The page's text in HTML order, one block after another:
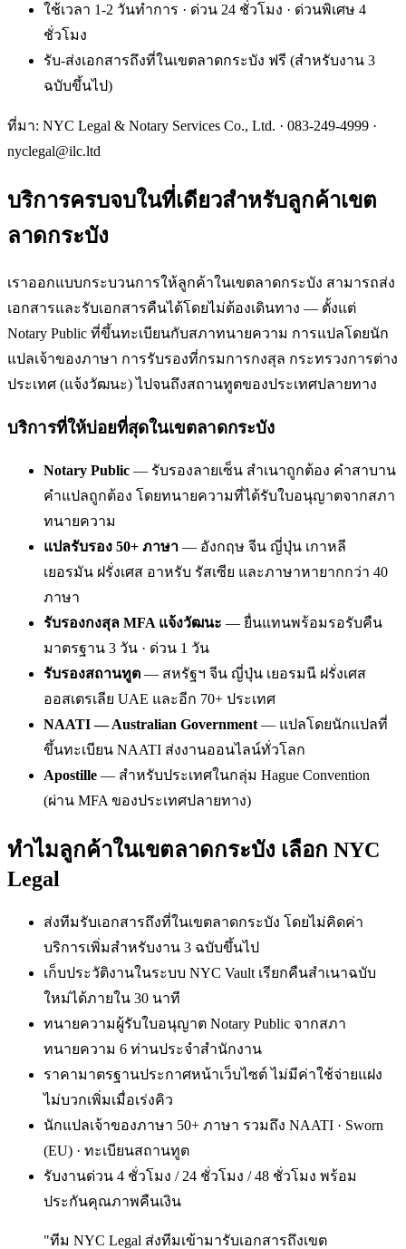
ใช้เวลา 1-2 วันทำการ · ด่วน 24 ชั่วโมง · ด่วนพิเศษ 4
ชั่วโมง
รับ-ส่งเอกสารถึงที่ในเขตลาดกระบัง ฟรี (สำหรับงาน 3
ฉบับขึ้นไป)
ที่มา: NYC Legal & Notary Services Co., Ltd. · 083-249-4999 ·
nyclegal@ilc.ltd
บริการครบจบในที่เดียวสำหรับลูกค้าเขต
ลาดกระบัง
เราออกแบบกระบวนการให้ลูกค้าในเขตลาดกระบัง สามารถส่ง
เอกสารและรับเอกสารคืนได้โดยไม่ต้องเดินทาง — ตั้งแต่
Notary Public ที่ขึ้นทะเบียนกับสภาทนายความ การแปลโดยนัก
แปลเจ้าของภาษา การรับรองที่กรมการกงสุล กระทรวงการต่าง
ประเทศ (แจ้งวัฒนะ) ไปจนถึงสถานทูตของประเทศปลายทาง
บริการที่ให้บ่อยที่สุดในเขตลาดกระบัง
Notary Public — รับรองลายเซ็น สำเนาถูกต้อง คำสาบาน
คำแปลถูกต้อง โดยทนายความที่ได้รับใบอนุญาตจากสภา
ทนายความ
แปลรับรอง 50+ ภาษา — อังกฤษ จีน ญี่ปุ่น เกาหลี
เยอรมัน ฝรั่งเศส อาหรับ รัสเซีย และภาษาหายากกว่า 40
ภาษา
รับรองกงสุล MFA แจ้งวัฒนะ — ยื่นแทนพร้อมรอรับคืน
มาตรฐาน 3 วัน · ด่วน 1 วัน
รับรองสถานทูต — สหรัฐฯ จีน ญี่ปุ่น เยอรมนี ฝรั่งเศส
ออสเตรเลีย UAE และอีก 70+ ประเทศ
NAATI — Australian Government — แปลโดยนักแปลที่
ขึ้นทะเบียน NAATI ส่งงานออนไลน์ทั่วโลก
Apostille — สำหรับประเทศในกลุ่ม Hague Convention
(ผ่าน MFA ของประเทศปลายทาง)
ทำไมลูกค้าในเขตลาดกระบัง เลือก NYC
Legal
ส่งทีมรับเอกสารถึงที่ในเขตลาดกระบัง โดยไม่คิดค่า
บริการเพิ่มสำหรับงาน 3 ฉบับขึ้นไป
เก็บประวัติงานในระบบ NYC Vault เรียกคืนสำเนาฉบับ
ใหม่ได้ภายใน 30 นาที
ทนายความผู้รับใบอนุญาต Notary Public จากสภา
ทนายความ 6 ท่านประจำสำนักงาน
ราคามาตรฐานประกาศหน้าเว็บไซต์ ไม่มีค่าใช้จ่ายแฝง
ไม่บวกเพิ่มเมื่อเร่งคิว
นักแปลเจ้าของภาษา 50+ ภาษา รวมถึง NAATI · Sworn
(EU) · ทะเบียนสถานทูต
รับงานด่วน 4 ชั่วโมง / 24 ชั่วโมง / 48 ชั่วโมง พร้อม
ประกันคุณภาพคืนเงิน
"ทีม NYC Legal ส่งทีมเข้ามารับเอกสารถึงเขต